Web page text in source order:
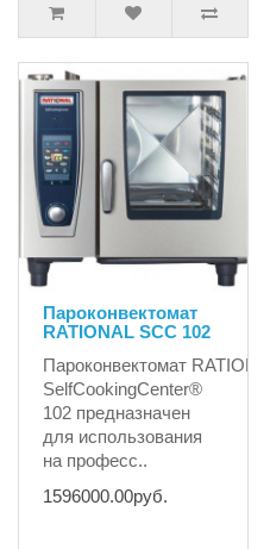
Пароконвектомат
RATIONAL SCC 102
Пароконвектомат RATIONAL
SelfCookingCenter®
102 ​предназначен
для использования
на професс..
1596000.00руб.